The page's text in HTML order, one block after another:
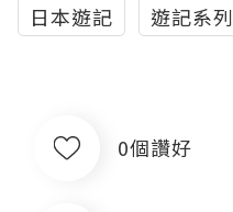
日本遊記
遊記系列
0個讚好